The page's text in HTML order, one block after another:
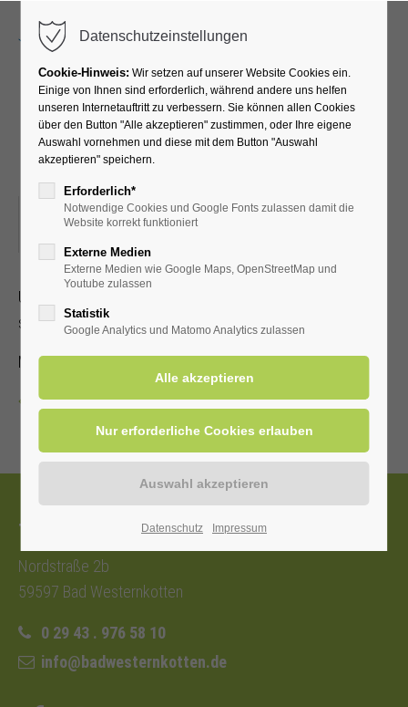
Uwe Natus -
Geschichtenerzähler
17.12.2025, 15:00
Uwe Natus führt die Gäste in die weihnachtliche Zeit mit
seinen Geschichten, Gedanken und Liedern ein.
Mit Kur- und Einwohnerkarte FREI, ohne 3,00 € Eintritt
Zurück
Tourist-Information
Nordstraße 2b
59597 Bad Westernkotten
0 29 43 . 976 58 10
info@badwesternkotten.de
Datenschutzeinstellungen
Cookie-Hinweis: Wir setzen auf unserer Website Cookies ein.
Einige von Ihnen sind erforderlich, während andere uns helfen
unseren Internetauftritt zu verbessern. Sie können allen Cookies
über den Button "Alle akzeptieren" zustimmen, oder Ihre eigene
Auswahl vornehmen und diese mit dem Button "Auswahl
akzeptieren" speichern.
Erforderlich*
Notwendige Cookies und Google Fonts zulassen damit die
Website korrekt funktioniert
Externe Medien
Externe Medien wie Google Maps, OpenStreetMap und
Youtube zulassen
Statistik
Google Analytics und Matomo Analytics zulassen
Datenschutz Impressum